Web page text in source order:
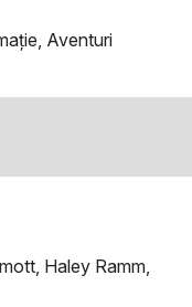
Aventuri
Haley Ramm,